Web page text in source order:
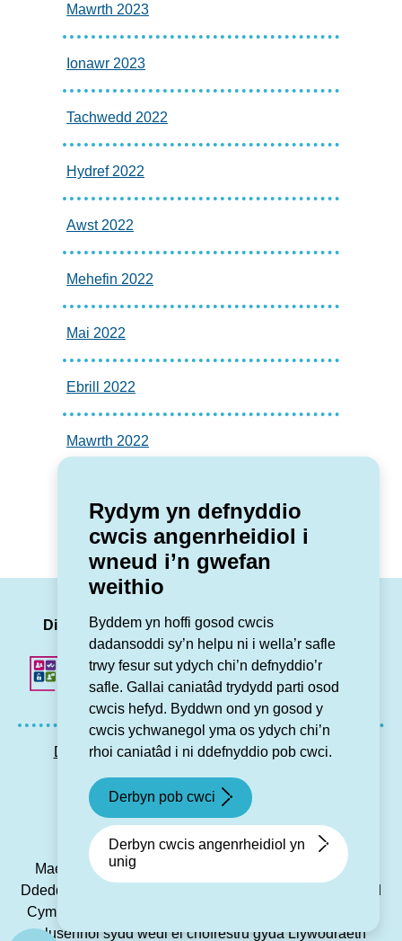
Rydym yn defnyddio
cwcis angenrheidiol i
wneud i’n gwefan
weithio
Byddem yn hoffi gosod cwcis
dadansoddi sy’n helpu ni i wella’r safle
trwy fesur sut ydych chi’n defnyddio’r
safle. Gallai caniatâd trydydd parti osod
cwcis hefyd. Byddwn ond yn gosod y
cwcis ychwanegol yma os ydych chi’n
rhoi caniatâd i ni ddefnyddio pob cwci.
Derbyn pob cwci
Derbyn cwcis angenrheidiol yn
unig
Mawrth 2023
Ionawr 2023
Tachwedd 2022
Hydref 2022
Awst 2022
Mehefin 2022
Mai 2022
Ebrill 2022
Mawrth 2022
Dilynwch ni LinkedIn
Facebook
Twitter
Datganiad hygyrchedd
Preifatrwydd GDPR
© Grŵp Cynefin 2024.Gwefan gan Connect
Mae Grŵp Cynefin yn gymdeithas gofrestredig dan y
Ddeddf Cwmniau Cydweithredol a Chymdeithasau Budd
Cymunedol 2014 dan rif 21194R, ac yn gymdeithas dai
elusennol sydd wedi ei chofrestru gyda Llywodraeth